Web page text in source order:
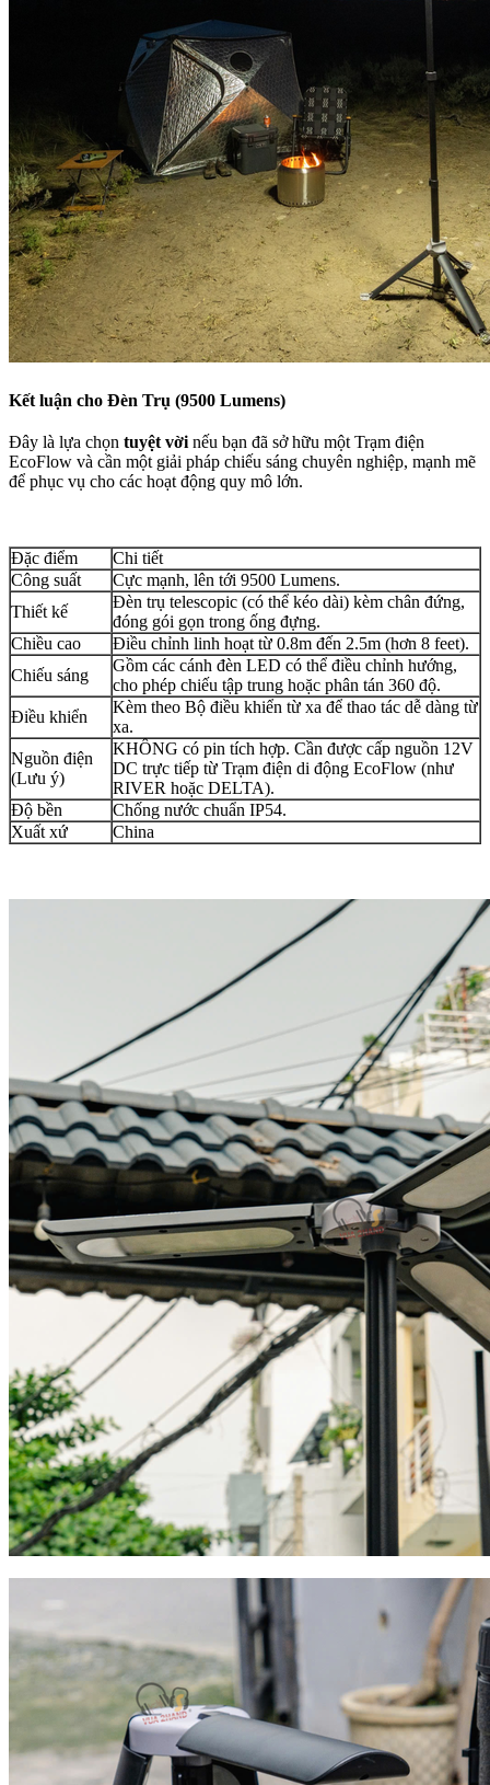
Kết luận cho Đèn Trụ (9500 Lumens)
Đây là lựa chọn tuyệt vời nếu bạn đã sở hữu một Trạm điện
EcoFlow và cần một giải pháp chiếu sáng chuyên nghiệp, mạnh mẽ
để phục vụ cho các hoạt động quy mô lớn.
Đặc điểm
Chi tiết
Công suất
Cực mạnh, lên tới 9500 Lumens.
Thiết kế
Đèn trụ telescopic (có thể kéo dài) kèm chân đứng,
đóng gói gọn trong ống đựng.
Chiều cao
Điều chỉnh linh hoạt từ 0.8m đến 2.5m (hơn 8 feet).
Chiếu sáng
Gồm các cánh đèn LED có thể điều chỉnh hướng,
cho phép chiếu tập trung hoặc phân tán 360 độ.
Điều khiển
Kèm theo Bộ điều khiển từ xa để thao tác dễ dàng từ
xa.
Nguồn điện
(Lưu ý)
KHÔNG có pin tích hợp. Cần được cấp nguồn 12V
DC trực tiếp từ Trạm điện di động EcoFlow (như
RIVER hoặc DELTA).
Độ bền
Chống nước chuẩn IP54.
Xuất xứ
China